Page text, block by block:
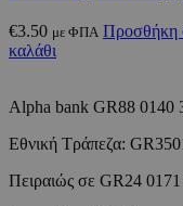
€3.50 με ΦΠΑ Προσθήκη
καλάθι
Alpha bank GR88 0140
Εθνική Τράπεζα:
Πειραιώς σε GR24